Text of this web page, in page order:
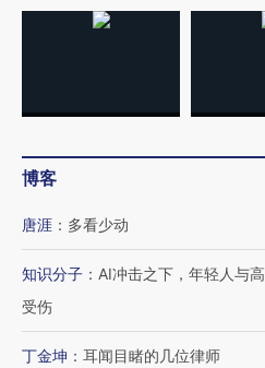
博客
唐涯 ： 多看少动
知识分子 ： AI冲击之下，年轻人与
受伤
丁金坤 ： 耳闻目睹的几位律师